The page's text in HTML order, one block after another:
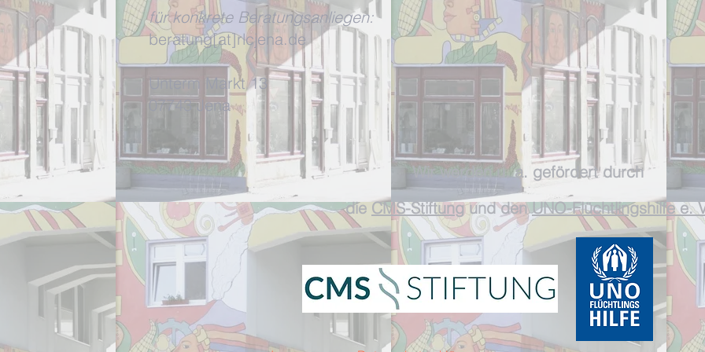
für konkrete Beratungsanliegen:
beratung[at]rlcjena.de
Unterm Markt 13
07743 Jena
Wir werden u. a. gefördert durch
die CMS-Stiftung unddenUNO-Flüchtlingshilfe e.